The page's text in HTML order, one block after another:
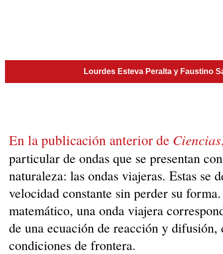
Lourdes Esteva Peralta y Faustino
En la publicación anterior de Ciencias
particular de ondas que se presentan
naturaleza: las ondas viajeras. Estas se
velocidad constante sin perder su
matemático, una onda viajera
de una ecuación de reacción y
condiciones de frontera.